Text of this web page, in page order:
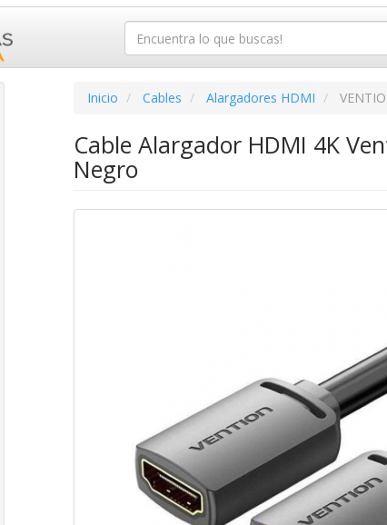
Inicio Cables Alargadores HDMI
Cable Alargador HDMI 4K
Negro